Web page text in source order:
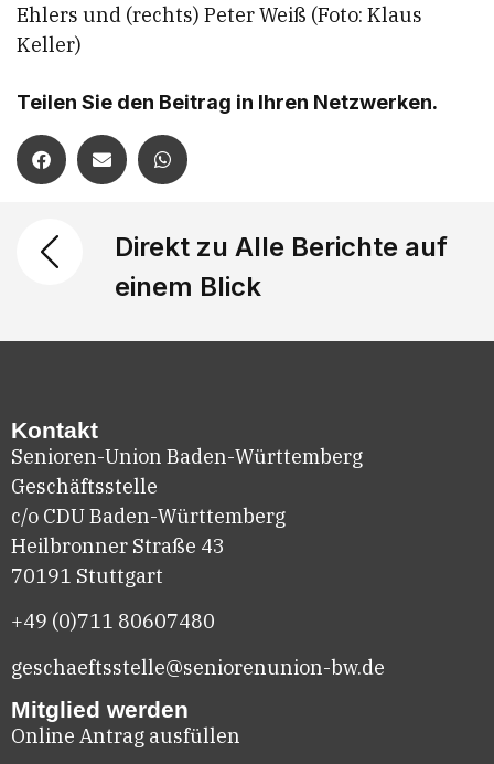
Ehlers und (rechts) Peter Weiß (Foto: Klaus
Keller)
Teilen Sie den Beitrag in Ihren Netzwerken.
Direkt zu Alle Berichte auf
einem Blick
Kontakt
Senioren-Union Baden-Württemberg
Geschäftsstelle
c/o CDU Baden-Württemberg
Heilbronner Straße 43
70191 Stuttgart
+49 (0)711 80607480
geschaeftsstelle@seniorenunion-bw.de
Mitglied werden
Online Antrag ausfüllen